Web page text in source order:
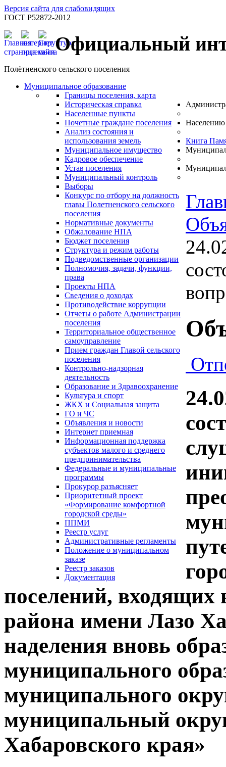
Версия сайта для слабовидящих
ГОСТ Р52872-2012
Официальный
Полётненского сельского поселения
Муниципальное образование
Границы поселения, карта
Историческая справка
Населенные пункты
Почетные граждане поселения
Анализ состояния и
использования земель
Муниципальное имущество
Кадровое обеспечение
Устав поселения
Муниципальный контроль
Выборы
Конкурс по отбору на должность
главы Полетненского сельского
поселения
Нормативные документы
Обжалование НПА
Бюджет поселения
Структура и режим работы
Подведомственные организации
Полномочия, задачи, функции,
права
Проекты НПА
Сведения о доходах
Противодействие коррупции
Отчеты о работе Администрации
поселения
Территориальное общественное
самоуправление
Прием граждан Главой сельского
поселения
Контрольно-надзорная
деятельность
Населению
Образование и Здравоохранение
Культура и спорт
ЖКХ и Социальная защита
ГО и ЧС
Объявления и новости
Интернет приемная
Информационная поддержка
субъектов малого и среднего
предпринимательства
Федеральные и муниципальные
программы
Прокурор разъясняет
Приоритетный проект
«Формирование комфортной
городской среды»
ППМИ
Книга
Реестр услуг
Административные регламенты
Положение о муниципальном
заказе
Реестр заказов
Документация
поселений, входящих
района имени Лазо
наделения вновь
муниципального
муниципального
муниципальный
Хабаровского края»